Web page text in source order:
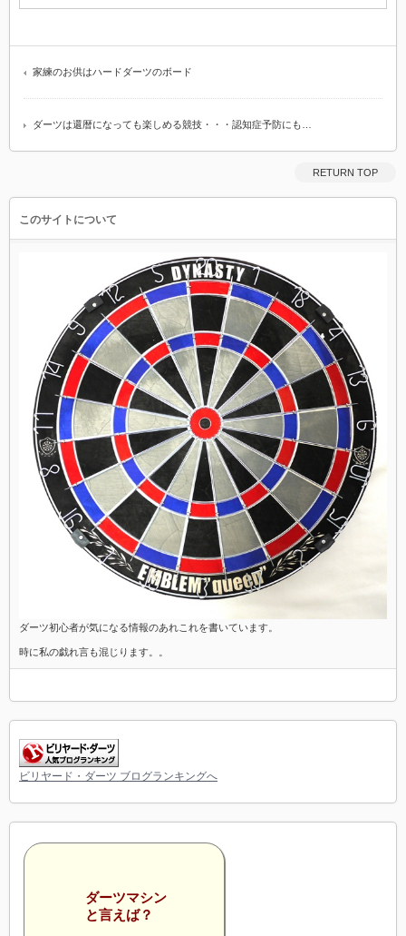
家練のお供はハードダーツのボード
ダーツは還暦になっても楽しめる競技・・・認知症予防にも…
RETURN TOP
このサイトについて
ダーツ初心者が気になる情報のあれこれを書いています。
時に私の戯れ言も混じります。。
ビリヤード・ダーツ ブログランキングへ
ダーツマシン
と言えば？